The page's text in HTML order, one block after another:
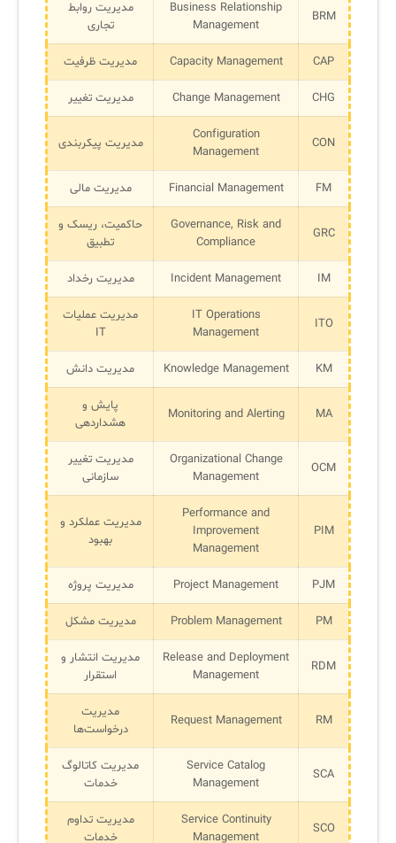
BRM
Business Relationship
Management
مدیریت روابط
تجاری
CAP
Capacity Management مدیریت ظرفیت
CHG
Change Management مدیریت تغییر
CON
Configuration
Management
مدیریت پیکربندی
FM
Financial Management مدیریت مالی
GRC
Governance, Risk and
Compliance
حاکمیت، ریسک و
تطبیق
IM
Incident Management مدیریت رخداد
ITO
IT Operations
Management
مدیریت عملیات
IT
KM
Knowledge Management مدیریت دانش
MA
Monitoring and Alerting
پایش و
هشداردهی
OCM
Organizational Change
Management
مدیریت تغییر
سازمانی
PIM
Performance and
Improvement
Management
مدیریت عملکرد و
بهبود
PJM
Project Management مدیریت پروژه
PM
Problem Management مدیریت مشکل
RDM
Release and Deployment
Management
مدیریت انتشار و
استقرار
RM
Request Management
مدیریت
درخواست‌ها
SCA
Service Catalog
Management
مدیریت کاتالوگ
خدمات
SCO
Service Continuity
Management
مدیریت تداوم
خدمات